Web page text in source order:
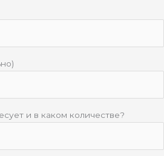
и в каком количестве?